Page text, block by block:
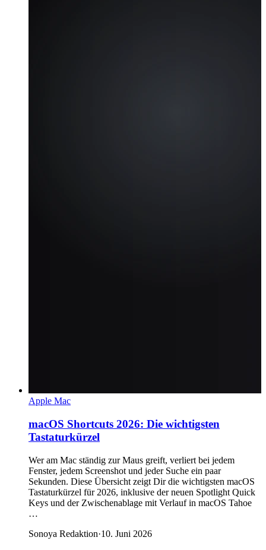
Apple Mac
macOS Shortcuts 2026: Die wichtigsten
Tastaturkürzel
Wer am Mac ständig zur Maus greift, verliert bei jedem
Fenster, jedem Screenshot und jeder Suche ein paar
Sekunden. Diese Übersicht zeigt Dir die wichtigsten macOS
Tastaturkürzel für 2026, inklusive der neuen Spotlight Quick
Keys und der Zwischenablage mit Verlauf in macOS Tahoe
…
Sonoya Redaktion·10. Juni 2026